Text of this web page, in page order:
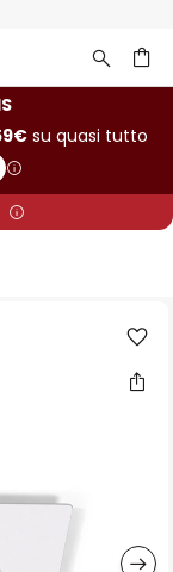
su quasi tutto